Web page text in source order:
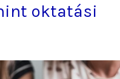
oktatási